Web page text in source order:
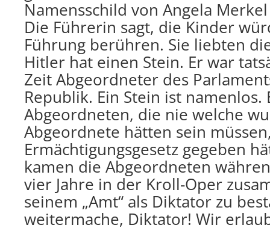
Namensschild von Angela
Die Führerin sagt, die Kinder
Führung berühren. Sie liebten
Hitler hat einen Stein. Er war
Zeit Abgeordneter des
Republik. Ein Stein ist
Abgeordneten, die nie welche
Abgeordnete hätten sein
Ermächtigungsgesetz gegeben
kamen die Abgeordneten
vier Jahre in der Kroll-Oper
seinem „Amt“ als Diktator zu
weitermache, Diktator! Wir